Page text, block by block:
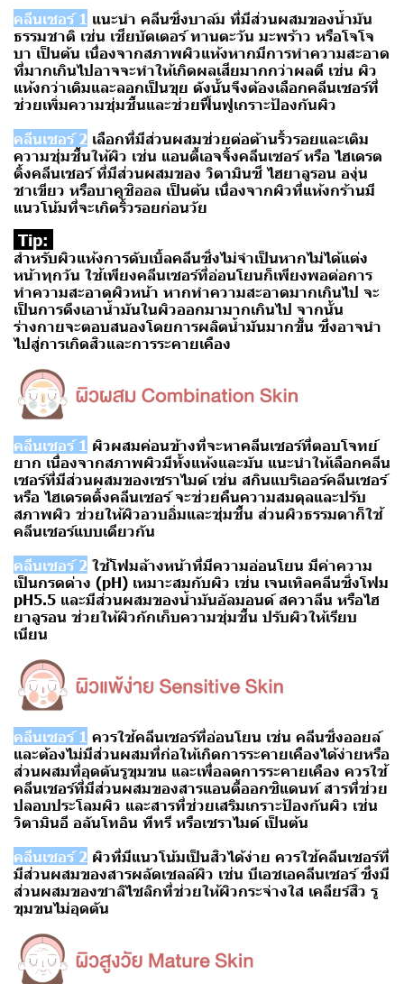
คลีนเซอร์ 1 แนะนำ คลีนซิ่งบาล์ม ที่มีส่วนผสมของน้ำมัน
ธรรมชาติ เช่น เชียบัตเตอร์ ทานตะวัน มะพร้าว หรือโจโจ
บา เป็นต้น เนื่องจากสภาพผิวแห้งหากมีการทำความสะอาด
ที่มากเกินไปอาจจะทำให้เกิดผลเสียมากกว่าผลดี เช่น ผิว
แห้งกว่าเดิมและลอกเป็นขุย ดังนั้นจึงต้องเลือกคลีนเซอร์ที่
ช่วยเพิ่มความชุ่มชื้นและช่วยฟื้นฟูเกราะป้องกันผิว
คลีนเซอร์ 2 เลือกที่มีส่วนผสมช่วยต่อต้านริ้วรอยและเติม
ความชุ่มชื้นให้ผิว เช่น แอนตี้เอจจิ้งคลีนเซอร์หรือไฮเดรต
ติ้งคลีนเซอร์ที่มีส่วนผสมของ วิตามินซี ไฮยาลูรอน องุ่น
ชาเขียว หรือบาคูชิออล เป็นต้น เนื่องจากผิวที่แห้งกร้านมี
แนวโน้มที่จะเกิดริ้วรอยก่อนวัย
Tip:
สำหรับผิวแห้งการดับเบิ้ลคลีนซิ่งไม่จำเป็นหากไม่ได้แต่ง
หน้าทุกวัน ใช้เพียงคลีนเซอร์ที่อ่อนโยนก็เพียงพอต่อการ
ทำความสะอาดผิวหน้า หากทำความสะอาดมากเกินไป จะ
เป็นการดึงเอาน้ำมันในผิวออกมามากเกินไป จากนั้น
ร่างกายจะตอบสนองโดยการผลิตน้ำมันมากขึ้น ซึ่งอาจนำ
ไปสู่การเกิดสิวและการระคายเคือง
คลีนเซอร์ 1 ผิวผสมค่อนข้างที่จะหาคลีนเซอร์ที่ตอบโจทย์
ยาก เนื่องจากสภาพผิวมีทั้งแห้งและมัน แนะนำให้เลือกคลีน
เซอร์ที่มีส่วนผสมของเซราไมด์ เช่น สกินแบริเออร์คลีนเซอร์
หรือไฮเดรตติ้งคลีนเซอร์จะช่วยคืนความสมดุลและปรับ
สภาพผิว ช่วยให้ผิวอวบอิ่มและชุ่มชื้น ส่วนผิวธรรมดาก็ใช้
คลีนเซอร์แบบเดียวกัน
คลีนเซอร์ 2 ใช้โฟมล้างหน้าที่มีความอ่อนโยน มีค่าความ
เป็นกรดด่าง (pH) เหมาะสมกับผิว เช่น เจนเทิลคลีนซิ่งโฟม
pH5.5 และมีส่วนผสมของน้ำมันอัลมอนด์ สควาลีน หรือไฮ
ยาลูรอน ช่วยให้ผิวกักเก็บความชุ่มชื้น ปรับผิวให้เรียบ
เนียน
คลีนเซอร์ 1 ควรใช้คลีนเซอร์ที่อ่อนโยน เช่น คลีนซิ่งออยล์
และต้องไม่มีส่วนผสมที่ก่อให้เกิดการระคายเคืองได้ง่ายหรือ
ส่วนผสมที่อุดตันรูขุมขน และเพื่อลดการระคายเคือง ควรใช้
คลีนเซอร์ที่มีส่วนผสมของสารแอนตี้ออกซิแดนท์ สารที่ช่วย
ปลอบประโลมผิว และสารที่ช่วยเสริมเกราะป้องกันผิว เช่น
วิตามินอี อลันโทอิน ทีทรี หรือเซราไมด์ เป็นต้น
คลีนเซอร์ 2 ผิวที่มีแนวโน้มเป็นสิวได้ง่าย ควรใช้คลีนเซอร์ที่
มีส่วนผสมของสารผลัดเซลล์ผิว เช่น บีเอชเอคลีนเซอร์ซึ่งมี
ส่วนผสมของซาลิไซลิกที่ช่วยให้ผิวกระจ่างใส เคลียร์สิว รู
ขุมขนไม่อุดตัน